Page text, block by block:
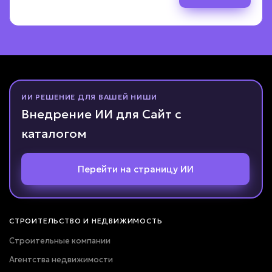
Дальше
Дальше
ПОЛУЧИТЬ РАСЧЁТ
Вернуться к опросу
ИИ РЕШЕНИЕ ДЛЯ ВАШЕЙ НИШИ
Внедрение ИИ для Сайт с
каталогом
Перейти на страницу ИИ
СТРОИТЕЛЬСТВО И НЕДВИЖИМОСТЬ
Строительные компании
Агентства недвижимости